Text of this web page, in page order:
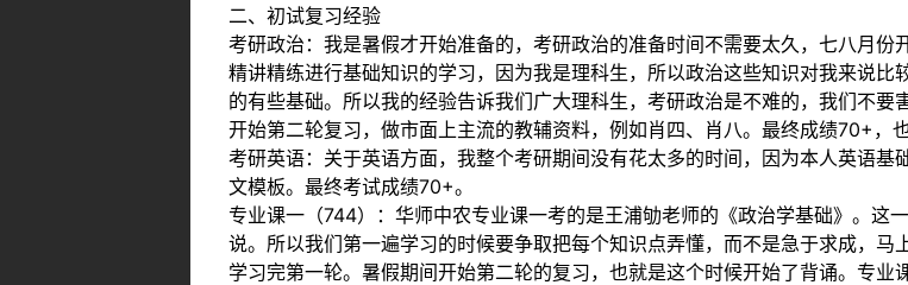
二、初试复习经验
考研政治：我是暑假才开始准备的，考研政治的准备时间不需要太久，七八月
精讲精练进行基础知识的学习，因为我是理科生，所以政治这些知识对我来说
的有些基础。所以我的经验告诉我们广大理科生，考研政治是不难的，我们不
开始第二轮复习，做市面上主流的教辅资料，例如肖四、肖八。最终成绩70+，也
考研英语：关于英语方面，我整个考研期间没有花太多的时间，因为本人英语
文模板。最终考试成绩70+。
专业课一（744）：华师中农专业课一考的是王浦劬老师的《政治学基础》。
说。所以我们第一遍学习的时候要争取把每个知识点弄懂，而不是急于求成，
学习完第一轮。暑假期间开始第二轮的复习，也就是这个时候开始了背诵。专